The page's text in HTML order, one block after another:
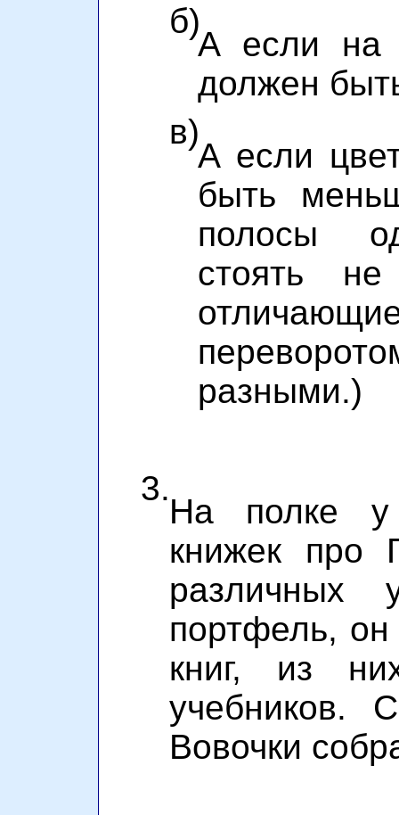
б)
А если на
должен
в)
А если
быть
полосы
стоять
разными.)
3.
На полке у
книжек про
различных
портфель,
книг, из
учебников.
Вовочки